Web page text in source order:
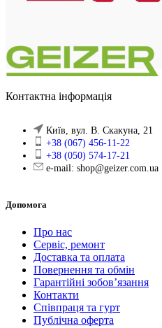
Контактна інформація
Київ, вул. В. Скакуна, 21
+38 (067) 456-11-22
+38 (050) 574-17-21
e-mail: shop@geizer.com.ua
Допомога
Про нас
Сервіс, ремонт
Доставка та оплата
Повернення та обмін
Гарантійні зобов’язання
Контакти
Співпраця та гурт
Публічна оферта